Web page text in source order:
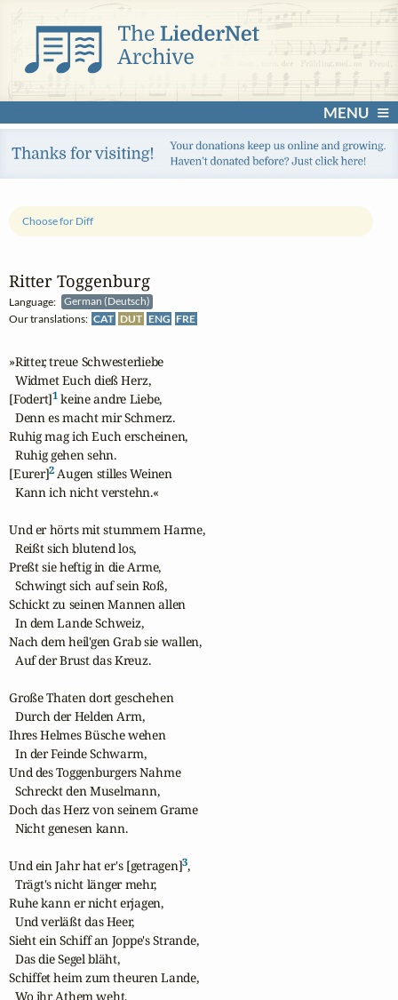
MENU
Ritter Toggenburg
Language:
German (Deutsch)
Our translations: CAT DUT ENG FRE
Choose for Diff
»Ritter, treue Schwesterliebe
  Widmet Euch dieß Herz,
[Fodert]1 keine andre Liebe,
  Denn es macht mir Schmerz.
Ruhig mag ich Euch erscheinen,
  Ruhig gehen sehn.
[Eurer]2 Augen stilles Weinen
  Kann ich nicht verstehn.«
Und er hörts mit stummem Harme,
  Reißt sich blutend los,
Preßt sie heftig in die Arme,
  Schwingt sich auf sein Roß,
Schickt zu seinen Mannen allen
  In dem Lande Schweiz,
Nach dem heil'gen Grab sie wallen,
  Auf der Brust das Kreuz.
Große Thaten dort geschehen
  Durch der Helden Arm,
Ihres Helmes Büsche wehen
  In der Feinde Schwarm,
Und des Toggenburgers Nahme
  Schreckt den Muselmann,
Doch das Herz von seinem Grame
  Nicht genesen kann.
Und ein Jahr hat er's [getragen]3,
  Trägt's nicht länger mehr,
Ruhe kann er nicht erjagen,
  Und verläßt das Heer,
Sieht ein Schiff an Joppe's Strande,
  Das die Segel bläht,
Schiffet heim zum theuren Lande,
  Wo ihr Athem weht.